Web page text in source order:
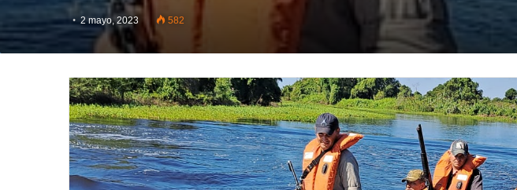
2 mayo, 2023 582